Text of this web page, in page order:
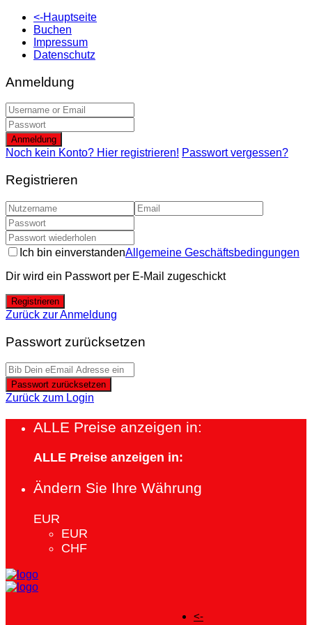
<-Hauptseite
Buchen
Impressum
Datenschutz
Anmeldung
Anmeldung
Noch kein Konto? Hier registrieren! Passwort vergessen?
Registrieren
Ich bin einverstandenAllgemeine Geschäftsbedingungen
Dir wird ein Passwort per E-Mail zugeschickt
Registrieren
Zurück zur Anmeldung
Passwort zurücksetzen
Passwort zurücksetzen
Zurück zum Login
ALLE Preise anzeigen in:
ALLE Preise anzeigen in:
Ändern Sie Ihre Währung
EUR
EUR
CHF
<-